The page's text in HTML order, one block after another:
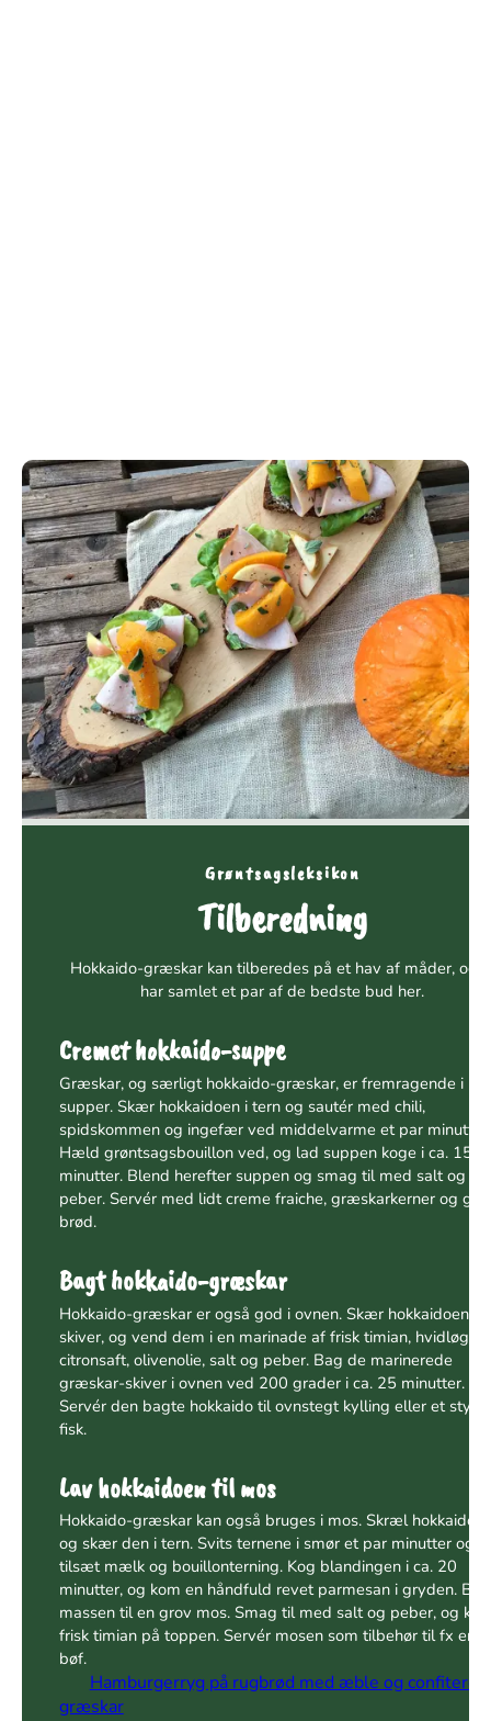
Grøntsagsleksikon
Tilberedning
Hokkaido-græskar kan tilberedes på et hav af måder, og
har samlet et par af de bedste bud her.
Cremet hokkaido-suppe
Græskar, og særligt hokkaido-græskar, er fremragende i
supper. Skær hokkaidoen i tern og sautér med chili,
spidskommen og ingefær ved middelvarme et par minutter.
Hæld grøntsagsbouillon ved, og lad suppen koge i ca. 15
minutter. Blend herefter suppen og smag til med salt og
peber. Servér med lidt creme fraiche, græskarkerner og
brød.
Bagt hokkaido-græskar
Hokkaido-græskar er også god i ovnen. Skær hokkaidoen i
skiver, og vend dem i en marinade af frisk timian, hvidløg,
citronsaft, olivenolie, salt og peber. Bag de marinerede
græskar-skiver i ovnen ved 200 grader i ca. 25 minutter.
Servér den bagte hokkaido til ovnstegt kylling eller et
fisk.
Lav hokkaidoen til mos
Hokkaido-græskar kan også bruges i mos. Skræl
og skær den i tern. Svits ternene i smør et par minutter og
tilsæt mælk og bouillonterning. Kog blandingen i ca. 20
minutter, og kom en håndfuld revet parmesan i gryden.
massen til en grov mos. Smag til med salt og peber, og
frisk timian på toppen. Servér mosen som tilbehør til fx en
bøf.
Hamburgerryg på rugbrød med æble og confiteret
græskar